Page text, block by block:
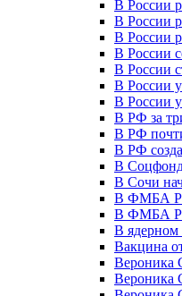
В России
В России
В России
В России
В России
В России
В России
В РФ за
В РФ
В РФ
В
В Сочи
В ФМБА
В ФМБА
В ядерном
Вакцина
Вероника
Вероника